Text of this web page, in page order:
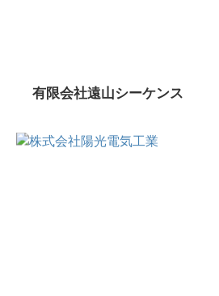
有限会社遠山シーケンス